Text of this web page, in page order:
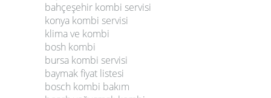
bahçeşehir kombi servisi
konya kombi servisi
klima ve kombi
bosh kombi
bursa kombi servisi
baymak fiyat listesi
bosch kombi bakım